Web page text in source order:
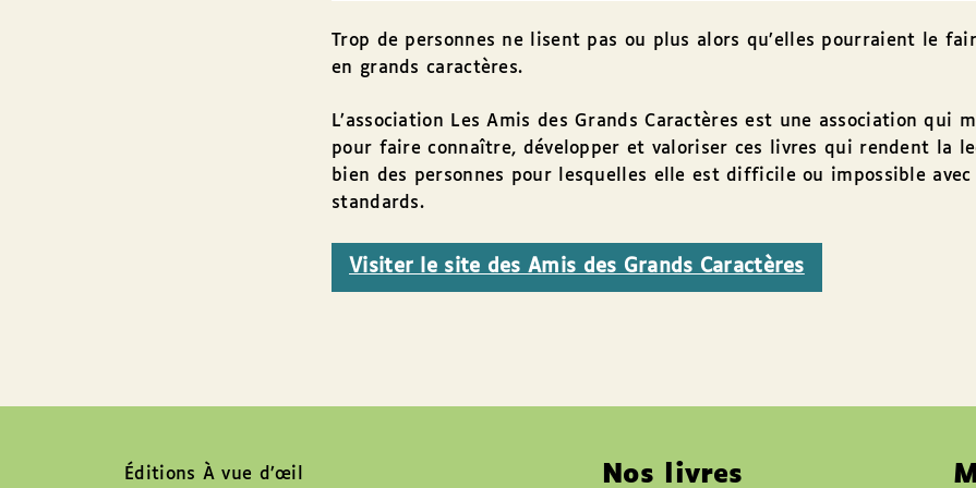
Trop de personnes ne lisent pas ou plus alors qu’elles pourraient le
en grands caractères.
L’association Les Amis des Grands Caractères est une association qui
pour faire connaître, développer et valoriser ces livres qui rendent la
bien des personnes pour lesquelles elle est difficile ou impossible avec
standards.
Visiter le site des Amis des Grands Caractères
Éditions À vue d’œil Nos livres